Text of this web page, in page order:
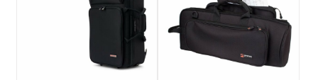
varianter.
Alternativene
kan
velges